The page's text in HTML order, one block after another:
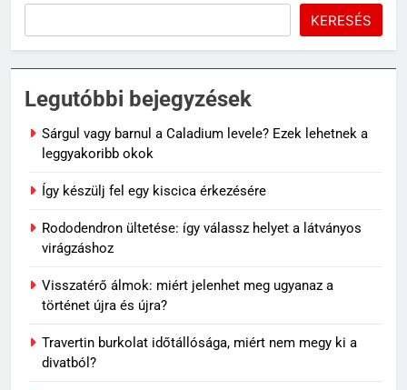
KERESÉS
Legutóbbi bejegyzések
Sárgul vagy barnul a Caladium levele? Ezek lehetnek a
leggyakoribb okok
Így készülj fel egy kiscica érkezésére
Rododendron ültetése: így válassz helyet a látványos
virágzáshoz
Visszatérő álmok: miért jelenhet meg ugyanaz a
történet újra és újra?
Travertin burkolat időtállósága, miért nem megy ki a
divatból?